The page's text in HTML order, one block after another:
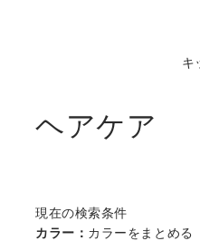
キ
ヘアケア
現在の検索条件
カラー： カラーをまとめる